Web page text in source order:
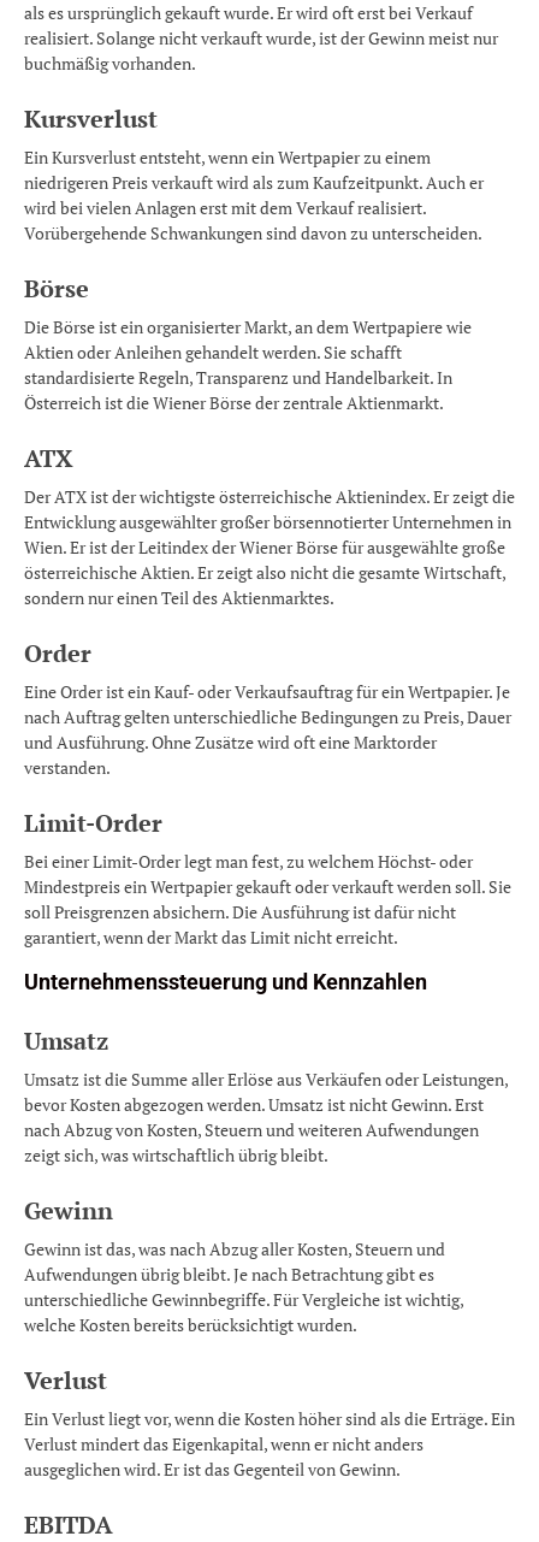
als es ursprünglich gekauft wurde. Er wird oft erst bei Verkauf
realisiert. Solange nicht verkauft wurde, ist der Gewinn meist nur
buchmäßig vorhanden.
Kursverlust
Ein Kursverlust entsteht, wenn ein Wertpapier zu einem
niedrigeren Preis verkauft wird als zum Kaufzeitpunkt. Auch er
wird bei vielen Anlagen erst mit dem Verkauf realisiert.
Vorübergehende Schwankungen sind davon zu unterscheiden.
Börse
Die Börse ist ein organisierter Markt, an dem Wertpapiere wie
Aktien oder Anleihen gehandelt werden. Sie schafft
standardisierte Regeln, Transparenz und Handelbarkeit. In
Österreich ist die Wiener Börse der zentrale Aktienmarkt.
ATX
Der ATX ist der wichtigste österreichische Aktienindex. Er zeigt die
Entwicklung ausgewählter großer börsennotierter Unternehmen in
Wien. Er ist der Leitindex der Wiener Börse für ausgewählte große
österreichische Aktien. Er zeigt also nicht die gesamte Wirtschaft,
sondern nur einen Teil des Aktienmarktes.
Order
Eine Order ist ein Kauf- oder Verkaufsauftrag für ein Wertpapier. Je
nach Auftrag gelten unterschiedliche Bedingungen zu Preis, Dauer
und Ausführung. Ohne Zusätze wird oft eine Marktorder
verstanden.
Limit-Order
Bei einer Limit-Order legt man fest, zu welchem Höchst- oder
Mindestpreis ein Wertpapier gekauft oder verkauft werden soll. Sie
soll Preisgrenzen absichern. Die Ausführung ist dafür nicht
garantiert, wenn der Markt das Limit nicht erreicht.
Unternehmenssteuerung und Kennzahlen
Umsatz
Umsatz ist die Summe aller Erlöse aus Verkäufen oder Leistungen,
bevor Kosten abgezogen werden. Umsatz ist nicht Gewinn. Erst
nach Abzug von Kosten, Steuern und weiteren Aufwendungen
zeigt sich, was wirtschaftlich übrig bleibt.
Gewinn
Gewinn ist das, was nach Abzug aller Kosten, Steuern und
Aufwendungen übrig bleibt. Je nach Betrachtung gibt es
unterschiedliche Gewinnbegriffe. Für Vergleiche ist wichtig,
welche Kosten bereits berücksichtigt wurden.
Verlust
Ein Verlust liegt vor, wenn die Kosten höher sind als die Erträge. Ein
Verlust mindert das Eigenkapital, wenn er nicht anders
ausgeglichen wird. Er ist das Gegenteil von Gewinn.
EBITDA